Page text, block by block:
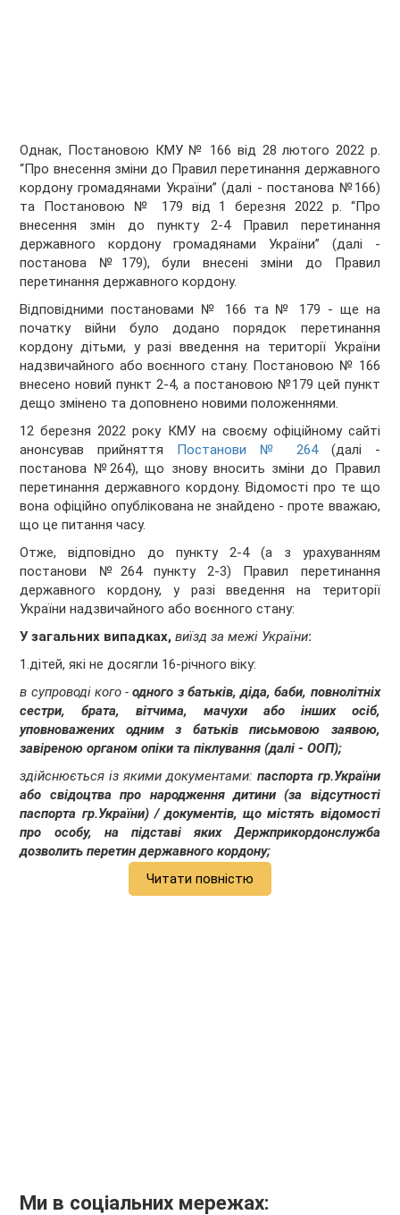
Однак, Постановою КМУ № 166 від 28 лютого 2022 р.
“Про внесення зміни до Правил перетинання державного
кордону громадянами України” (далі - постанова №166)
та Постановою № 179 від 1 березня 2022 р. “Про
внесення змін до пункту 2-4 Правил перетинання
державного кордону громадянами України” (далі -
постанова №179), були внесені зміни до Правил
перетинання державного кордону.
Відповідними постановами № 166 та № 179 - ще на
початку війни було додано порядок перетинання
кордону дітьми, у разі введення на території України
надзвичайного або воєнного стану. Постановою № 166
внесено новий пункт 2-4, а постановою №179 цей пункт
дещо змінено та доповнено новими положеннями.
12 березня 2022 року КМУ на своєму офіційному сайті
анонсував прийняття Постанови № 264
(далі -
постанова №264), що знову вносить зміни до Правил
перетинання державного кордону. Відомості про те що
вона офіційно опублікована не знайдено - проте вважаю,
що це питання часу.
Отже, відповідно до пункту 2-4 (а з урахуванням
постанови №264 пункту 2-3) Правил перетинання
державного кордону, у разі введення на території
України надзвичайного або воєнного стану:
У загальних випадках,виїзд за межі України:
1.дітей, які не досягли 16-річного віку:
в супроводі кого -одного з батьків, діда, баби, повнолітніх
сестри, брата, вітчима, мачухи або інших осіб,
уповноважених одним з батьків письмовою заявою,
завіреною органом опіки та піклування (далі - ООП);
здійснюється із якими документами: паспорта гр.України
або свідоцтва про народження дитини (за відсутності
паспорта гр.України) / документів, що містять відомості
про особу, на підставі яких Держприкордонслужба
дозволить перетин державного кордону;
Читати повністю
Ми в соціальних мережах: